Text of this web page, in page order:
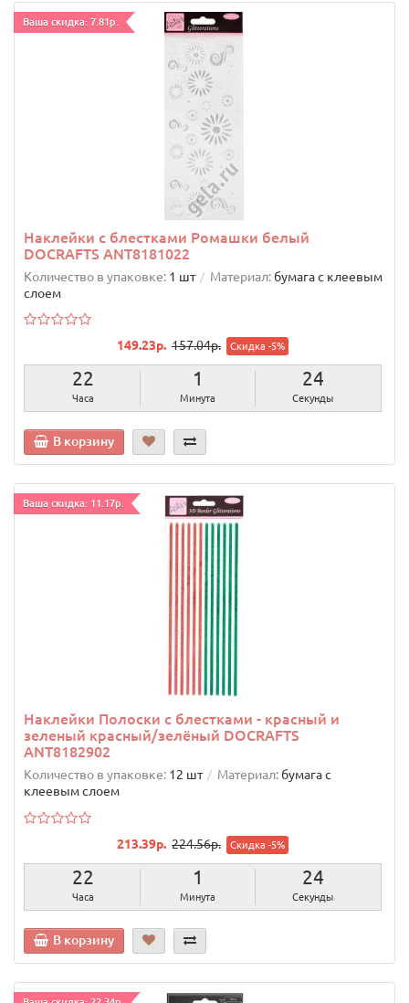
Ваша скидка: 7.81р.
Наклейки с блестками Ромашки белый
DOCRAFTS ANT8181022
Количество в упаковке: 1 шт Материал: бумага с клеевым
слоем
149.23р. 157.04р. Скидка -5%
22
Часа
1
Минута
23
Секунды
В корзину
Ваша скидка: 11.17р.
Наклейки Полоски с блестками - красный и
зеленый красный/зелёный DOCRAFTS
ANT8182902
Количество в упаковке: 12 шт Материал: бумага с
клеевым слоем
213.39р. 224.56р. Скидка -5%
22
Часа
1
Минута
23
Секунды
В корзину